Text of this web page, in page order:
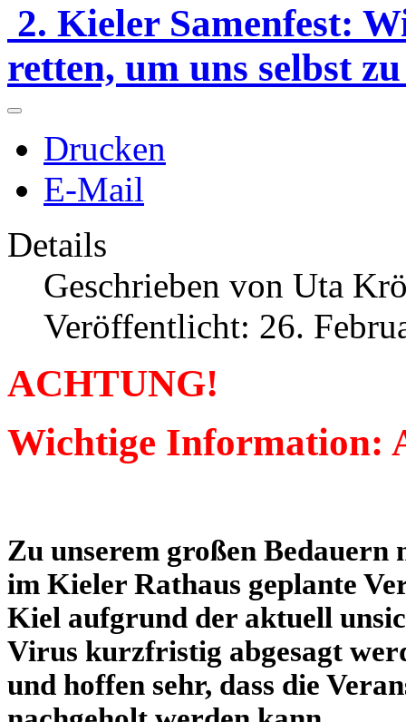
2. Kieler Samenfest:
retten, um uns selbst
Drucken
E-Mail
Details
Geschrieben von Uta
Veröffentlicht: 26.
ACHTUNG!
Wichtige Information:
Zu unserem großen Bedauern
im Kieler Rathaus geplante
Kiel aufgrund der aktuell
Virus kurzfristig abgesagt
und hoffen sehr, dass die